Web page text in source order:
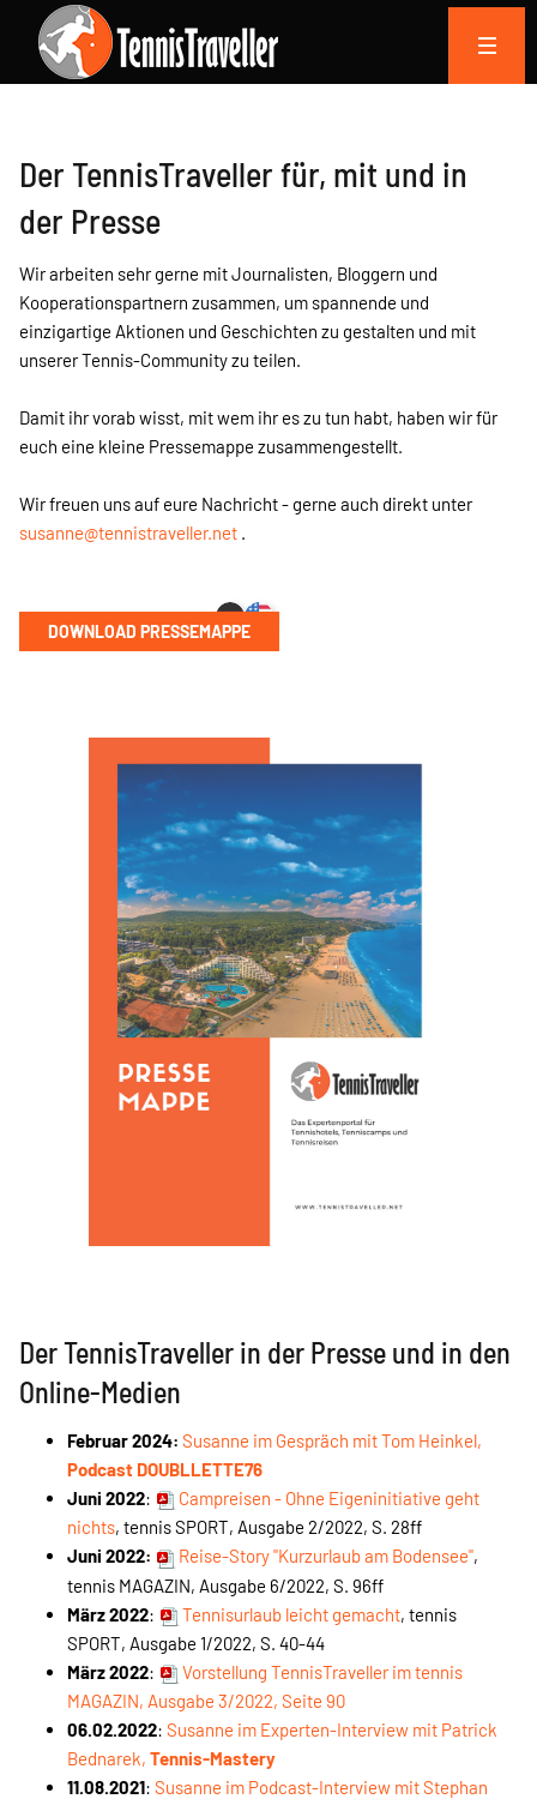
Der TennisTraveller für, mit und in
der Presse
Wir arbeiten sehr gerne mit Journalisten, Bloggern und
Kooperationspartnern zusammen, um spannende und
einzigartige Aktionen und Geschichten zu gestalten und mit
unserer Tennis-Community zu teilen.
Damit ihr vorab wisst, mit wem ihr es zu tun habt, haben wir für
euch eine kleine Pressemappe zusammengestellt.
Wir freuen uns auf eure Nachricht - gerne auch direkt unter
susanne@tennistraveller.net .
DOWNLOAD PRESSEMAPPE
Der TennisTraveller in der Presse und in den
Online-Medien
Februar 2024: Susanne im Gespräch mit Tom Heinkel,
Podcast DOUBLLETTE76
Juni 2022:
Campreisen - Ohne Eigeninitiative geht
nichts, tennis SPORT, Ausgabe 2/2022, S. 28ff
Juni 2022:
Reise-Story "Kurzurlaub am Bodensee",
tennis MAGAZIN, Ausgabe 6/2022, S. 96ff
März 2022: Tennisurlaub leicht gemacht, tennis
SPORT, Ausgabe 1/2022, S. 40-44
März 2022:
Vorstellung TennisTraveller im tennis
MAGAZIN, Ausgabe 3/2022, Seite 90
06.02.2022: Susanne im Experten-Interview mit Patrick
Bednarek, Tennis-Mastery
11.08.2021: Susanne im Podcast-Interview mit Stephan